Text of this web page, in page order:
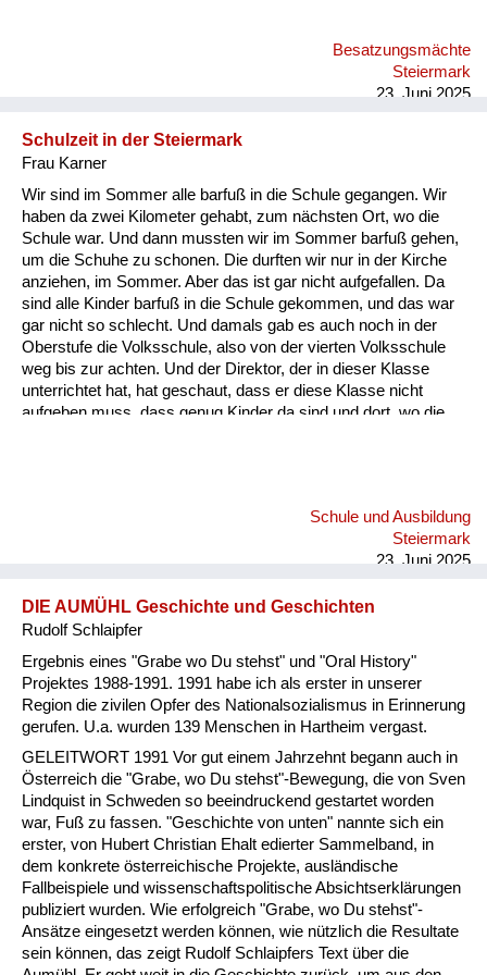
Besatzungsmächte
Steiermark
23. Juni 2025
Schulzeit in der Steiermark
Frau Karner
Wir sind im Sommer alle barfuß in die Schule gegangen. Wir
haben da zwei Kilometer gehabt, zum nächsten Ort, wo die
Schule war. Und dann mussten wir im Sommer barfuß gehen,
um die Schuhe zu schonen. Die durften wir nur in der Kirche
anziehen, im Sommer. Aber das ist gar nicht aufgefallen. Da
sind alle Kinder barfuß in die Schule gekommen, und das war
gar nicht so schlecht. Und damals gab es auch noch in der
Oberstufe die Volksschule, also von der vierten Volksschule
weg bis zur achten. Und der Direktor, der in dieser Klasse
unterrichtet hat, hat geschaut, dass er diese Klasse nicht
aufgeben muss, dass genug Kinder da sind und dort, wo die
sich aber geweigert. Er hat geschaut, dass wir dann in die
Hauptschule kommen. Die war dann sieben Kilometer...
Schule und Ausbildung
Steiermark
23. Juni 2025
DIE AUMÜHL Geschichte und Geschichten
Rudolf Schlaipfer
Ergebnis eines "Grabe wo Du stehst" und "Oral History"
Projektes 1988-1991. 1991 habe ich als erster in unserer
Region die zivilen Opfer des Nationalsozialismus in Erinnerung
gerufen. U.a. wurden 139 Menschen in Hartheim vergast.
GELEITWORT 1991 Vor gut einem Jahrzehnt begann auch in
Österreich die "Grabe, wo Du stehst"-Bewegung, die von Sven
Lindquist in Schweden so beeindruckend gestartet worden
war, Fuß zu fassen. "Geschichte von unten" nannte sich ein
erster, von Hubert Christian Ehalt edierter Sammelband, in
dem konkrete österreichische Projekte, ausländische
Fallbeispiele und wissenschaftspolitische Absichtserklärungen
publiziert wurden. Wie erfolgreich "Grabe, wo Du stehst"-
Ansätze eingesetzt werden können, wie nützlich die Resultate
sein können, das zeigt Rudolf Schlaipfers Text über die